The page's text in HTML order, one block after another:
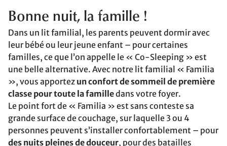
Bonne nuit, la famille !
Dans un lit familial, les parents peuvent dormir avec
leur bébé ou leur jeune enfant – pour certaines
familles, ce que l’on appelle le « Co-Sleeping » est
une belle alternative. Avec notre lit familial « Familia
», vous apportez un confort de sommeil de première
classe pour toute la familledans votre foyer.
Le point fort de « Familia » est sans conteste sa
grande surface de couchage, sur laquelle 3 ou 4
personnes peuvent s’installer confortablement – pour
des nuits pleines de douceur, pour des batailles